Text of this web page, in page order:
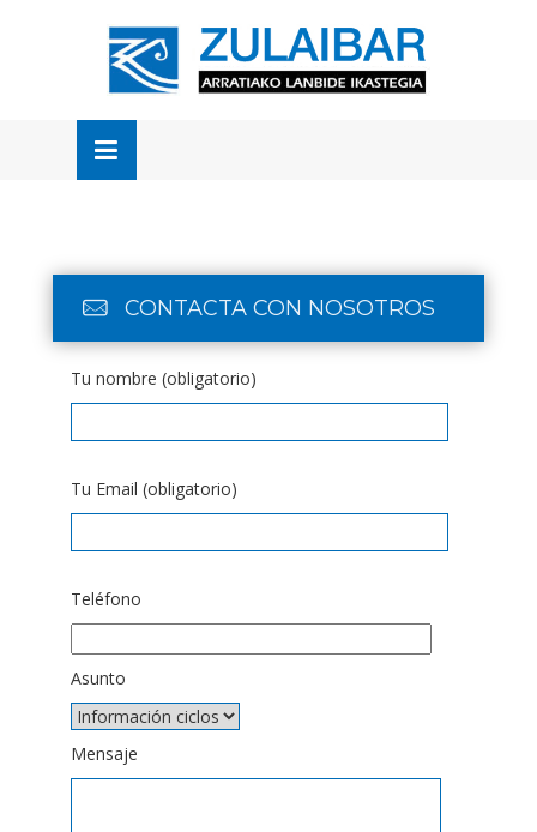
CONTACTA CON NOSOTROS
Tu nombre (obligatorio)
Tu Email (obligatorio)
Teléfono
Asunto
Mensaje